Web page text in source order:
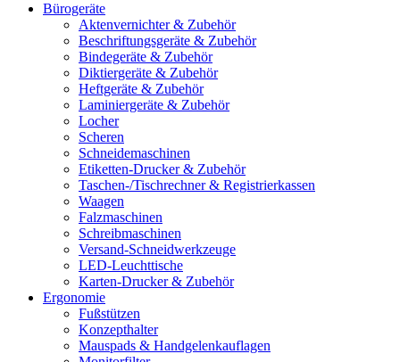
Bürogeräte
Aktenvernichter & Zubehör
Beschriftungsgeräte & Zubehör
Bindegeräte & Zubehör
Diktiergeräte & Zubehör
Heftgeräte & Zubehör
Laminiergeräte & Zubehör
Locher
Scheren
Schneidemaschinen
Etiketten-Drucker & Zubehör
Taschen-/Tischrechner & Registrierkassen
Waagen
Falzmaschinen
Schreibmaschinen
Versand-Schneidwerkzeuge
LED-Leuchttische
Karten-Drucker & Zubehör
Ergonomie
Fußstützen
Konzepthalter
Mauspads & Handgelenkauflagen